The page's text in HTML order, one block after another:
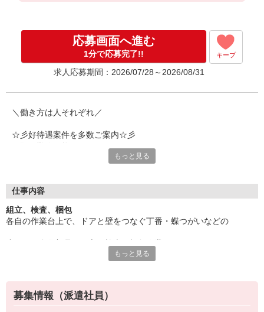
別途 交通費全額支給
応募画面へ進む
1分で応募完了!! キープ
求人応募期間：2026/07/28～2026/08/31
＼働き方は人それぞれ／
☆彡好待遇案件を多数ご案内☆彡
★アクティブワーク
★ちょっと難しめの有資格業務
★直接雇用前提の紹介派遣
気になることやご質問はお問い合わせだけも大歓迎☆彡
ご応募心よりお待ちしております（・ω・）ノ
もっと見る
仕事内容
組立、検査、梱包
各自の作業台上で、ドアと壁をつなぐ丁番・蝶つがいなどの
電動ドライバーでネジ締めするなどの作業があります。
もっと見る
募集情報（派遣社員）